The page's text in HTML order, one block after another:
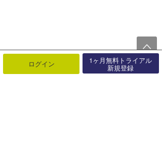
ログイン 1ヶ月無料トライアル
新規登録